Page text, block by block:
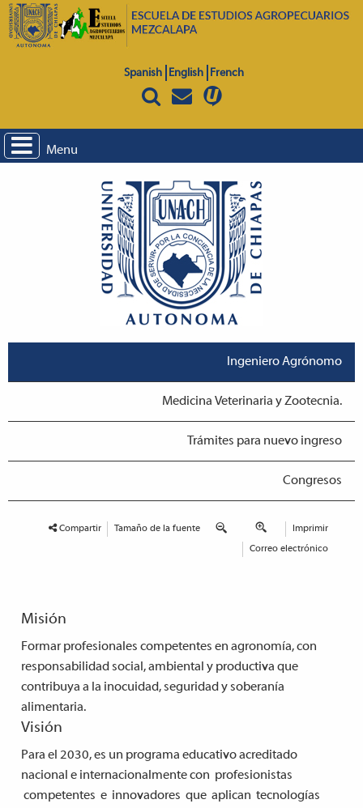
Spanish English French
Menu
Ingeniero Agrónomo
Medicina Veterinaria y Zootecnia.
Trámites para nuevo ingreso
Congresos
Compartir Tamaño de la fuente Imprimir
Correo electrónico
Misión
Formar profesionales competentes en agronomía, con
responsabilidad social, ambiental y productiva que
contribuya a la inocuidad, seguridad y soberanía
alimentaria.
Visión
Para el 2030, es un programa educativo acreditado
nacional e internacionalmente con profesionistas
competentes e innovadores que aplican tecnologías